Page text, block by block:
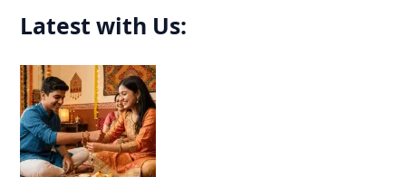
Latest with Us: